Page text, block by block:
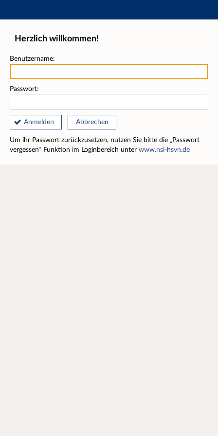
Hauptnavigation
Herzlich willkommen!
Benutzername:
Passwort:
Anmelden Abbrechen
Um ihr Passwort zurückzusetzen, nutzen Sie bitte die „Passwort
vergessen“ Funktion im Loginbereich unter www.nsi-hsvn.de